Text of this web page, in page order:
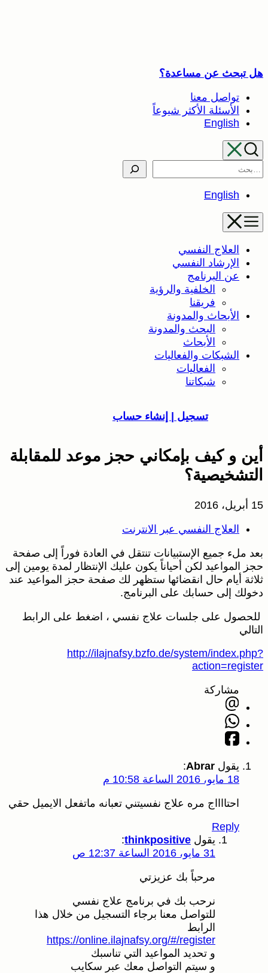
هل تبحث عن مساعدة؟
تواصل معنا
الأسئلة الأكثر شيوعاً
English
Search
English
العلاج النفسي
الإرشاد النفسي
عن البرنامج
الخلفية والرؤية
فريقنا
الأبحاث والمدونة
البحث والمدونة
الأبحاث
الشبكات والفعاليات
الفعاليات
شبكاتنا
تسجيل | إنشاء حساب
أين و كيف بإمكاني حجز موعد للمقابلة
التشخيصية؟
15 أبريل، 2016
العلاج النفسي عبر الانترنت
بعد ملء جميع الإستبيانات تنتقل في العادة فوراً إلى صفحة
حجز المواعيد لكن أحياناً يكون عليك الإنتظار لمدة يومين إلى
ثلاثة أيام حال انقضائها ستظهر لك صفحة حجز المواعيد عند
دخولك إلى حسابك على البرنامج.
للحصول على جلسات علاج نفسي ، اضغط على الرابط
التالي
http://ilajnafsy.bzfo.de/system/index.php?
action=register
مشاركة
يقول Abrar
:
18 مايو، 2016 الساعة 10:58 م
احتااااج مره علاج نفسيتني تعبانه ماتفعل الايميل حقي
Reply
يقول thinkpositive
:
31 مايو، 2016 الساعة 12:37 ص
مرحباً بك عزيزتي
نرحب بك في برنامج علاج نفسي
للتواصل معنا برجاء التسجيل من خلال هذا
الرابط
https://online.ilajnafsy.org/#/register
و تحديد المواعيد التي تناسبك
و سيتم التواصل معك عبر سكايب